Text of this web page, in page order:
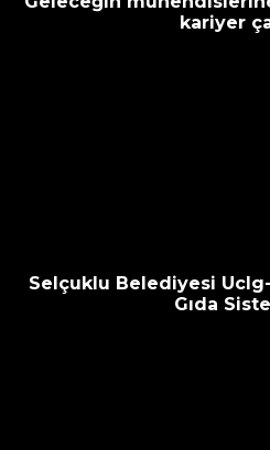
kariyer
Selçuklu Belediyesi
Gıda